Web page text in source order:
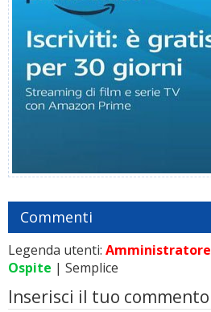
Commenti
Legenda utenti: Amministratore
Ospite | Semplice
Inserisci il tuo commento